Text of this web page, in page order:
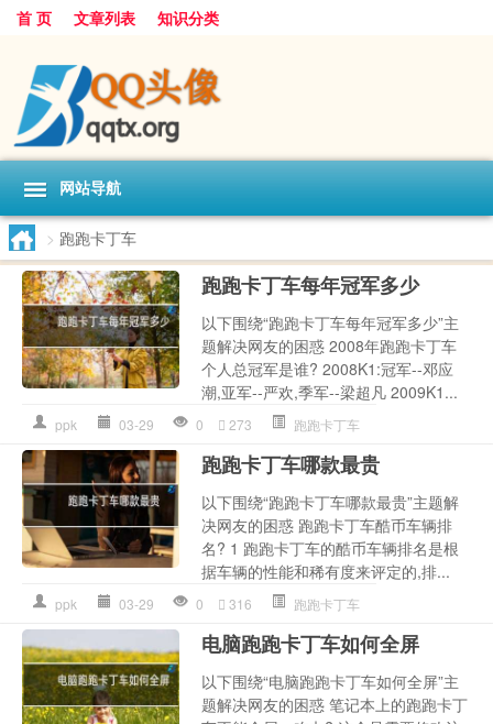
首 页 文章列表 知识分类
网站导航
> 跑跑卡丁车
跑跑卡丁车每年冠军多少
以下围绕“跑跑卡丁车每年冠军多少”主
题解决网友的困惑 2008年跑跑卡丁车
个人总冠军是谁? 2008K1:冠军--邓应
潮,亚军--严欢,季军--梁超凡 2009K1...
ppk 03-29 0 273 跑跑卡丁车
跑跑卡丁车哪款最贵
以下围绕“跑跑卡丁车哪款最贵”主题解
决网友的困惑 跑跑卡丁车酷币车辆排
名? 1 跑跑卡丁车的酷币车辆排名是根
据车辆的性能和稀有度来评定的,排...
ppk 03-29 0 316 跑跑卡丁车
电脑跑跑卡丁车如何全屏
以下围绕“电脑跑跑卡丁车如何全屏”主
题解决网友的困惑 笔记本上的跑跑卡丁